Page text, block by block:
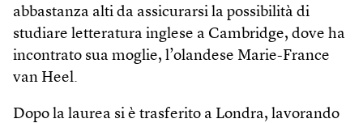
abbastanza alti da assicurarsi la possibilità di
studiare letteratura inglese a Cambridge, dove ha
incontrato sua moglie, l’olandese Marie-France
van Heel.
Dopo la laurea si è trasferito a Londra, lavorando